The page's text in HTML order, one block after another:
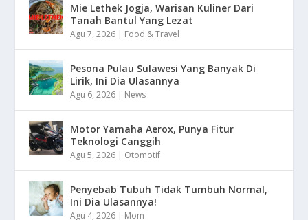
Mie Lethek Jogja, Warisan Kuliner Dari
Tanah Bantul Yang Lezat
Agu 7, 2026 | Food & Travel
Pesona Pulau Sulawesi Yang Banyak Di
Lirik, Ini Dia Ulasannya
Agu 6, 2026 | News
Motor Yamaha Aerox, Punya Fitur
Teknologi Canggih
Agu 5, 2026 | Otomotif
Penyebab Tubuh Tidak Tumbuh Normal,
Ini Dia Ulasannya!
Agu 4, 2026 | Mom